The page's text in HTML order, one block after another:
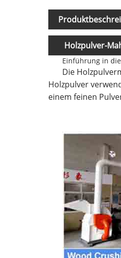
Holzpulver-
Einführung in
Die
Holzpulver
einem feinen